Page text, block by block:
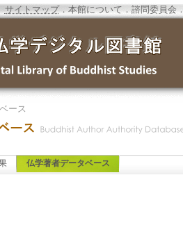
サイトマップ．本館について．諮問委員会．
ース
仏学著者データベース